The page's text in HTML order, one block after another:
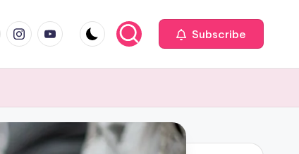
instagram.com
youtube.com Subscribe